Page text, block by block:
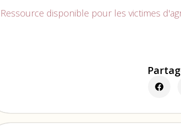
Ressource disponible pour les victimes